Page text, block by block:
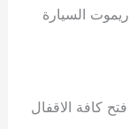
السيارة
كافة الاقفال